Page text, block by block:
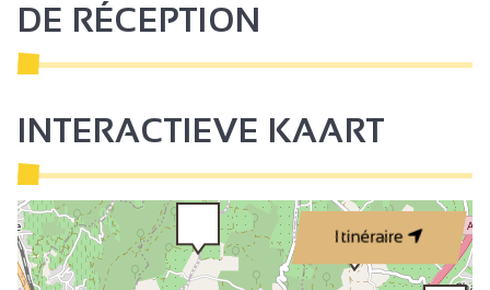
DE RÉCEPTION
INTERACTIEVE KAART
Itinéraire